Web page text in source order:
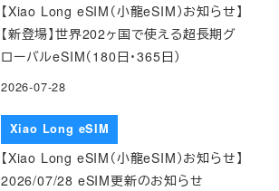
【Xiao Long eSIM（小龍eSIM）お知らせ】
【新登場】世界202ヶ国で使える超長期グ
ローバルeSIM（180日・365日）
2026-07-28
Xiao Long eSIM
【Xiao Long eSIM（小龍eSIM）お知らせ】
2026/07/28 eSIM更新のお知らせ